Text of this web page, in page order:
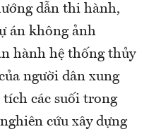
dẫn thi hành,
án không ảnh
hành hệ thống thủy
người dân xung
các suối trong
cứu xây dựng